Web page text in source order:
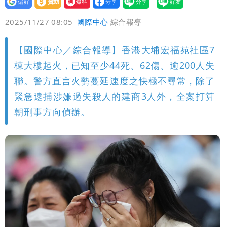
爆料
2025/11/27 08:05 國際中心 綜合報導
【國際中心／綜合報導】香港大埔宏福苑社區7
棟大樓起火，已知至少44死、62傷、逾200人失
聯。警方直言火勢蔓延速度之快極不尋常，除了
緊急逮捕涉嫌過失殺人的建商3人外，全案打算
朝刑事方向偵辦。